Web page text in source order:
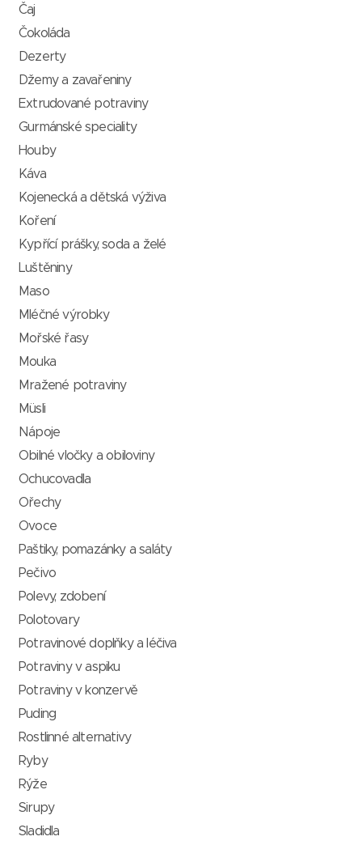
Čaj
Čokoláda
Dezerty
Džemy a zavařeniny
Extrudované potraviny
Gurmánské speciality
Houby
Káva
Kojenecká a dětská výživa
Koření
Kypřící prášky, soda a želé
Luštěniny
Maso
Mléčné výrobky
Mořské řasy
Mouka
Mražené potraviny
Müsli
Nápoje
Obilné vločky a obiloviny
Ochucovadla
Ořechy
Ovoce
Paštiky, pomazánky a saláty
Pečivo
Polevy, zdobení
Polotovary
Potravinové doplňky a léčiva
Potraviny v aspiku
Potraviny v konzervě
Puding
Rostlinné alternativy
Ryby
Rýže
Sirupy
Sladidla